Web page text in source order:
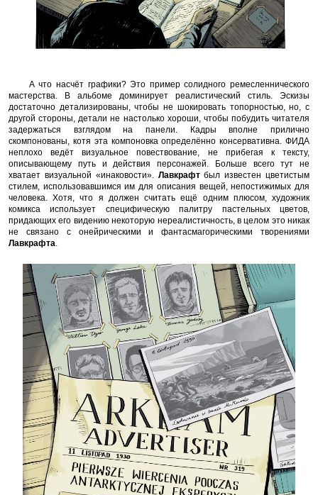
А что насчёт графики? Это пример солидного ремесленнического
мастерства. В альбоме доминирует реалистический стиль. Эскизы
достаточно детализированы, чтобы не шокировать топорностью, но, с
другой стороны, детали не настолько хороши, чтобы побудить читателя
задержаться взглядом на панели. Кадры вполне прилично
скомпонованы, котя эта компоновка определённо консервативна. ФИДА
неплохо ведёт визуальное повествование, не прибегая к тексту,
описывающему путь и действия персонажей. Больше всего тут не
хватает визуальной «инаковости». Лавкрафтбыл известен цветистым
стилем, использовавшимся им для описания вещей, непостижимых для
человека. Хотя, что я должен считать ещё одним плюсом, художник
комикса использует специфическую палитру пастельных цветов,
придающих его видению некоторую нереалистичность, в целом это никак
не связано с онейрическими и фантасмагорическими творениями
Лавкрафта.